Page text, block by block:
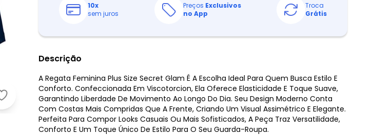
Secret Glam - Regata Feminina Plus Size Azul
10x
sem juros
Preços Exclusivos
no App
Troca
Grátis
Descrição
A Regata Feminina Plus Size Secret Glam É A Escolha Ideal Para Quem Busca Estilo E
Conforto. Confeccionada Em Viscotorcion, Ela Oferece Elasticidade E Toque Suave,
Garantindo Liberdade De Movimento Ao Longo Do Dia. Seu Design Moderno Conta
Com Costas Mais Compridas Que A Frente, Criando Um Visual Assimétrico E Elegante.
Perfeita Para Compor Looks Casuais Ou Mais Sofisticados, A Peça Traz Versatilidade,
Conforto E Um Toque Único De Estilo Para O Seu Guarda-Roupa.